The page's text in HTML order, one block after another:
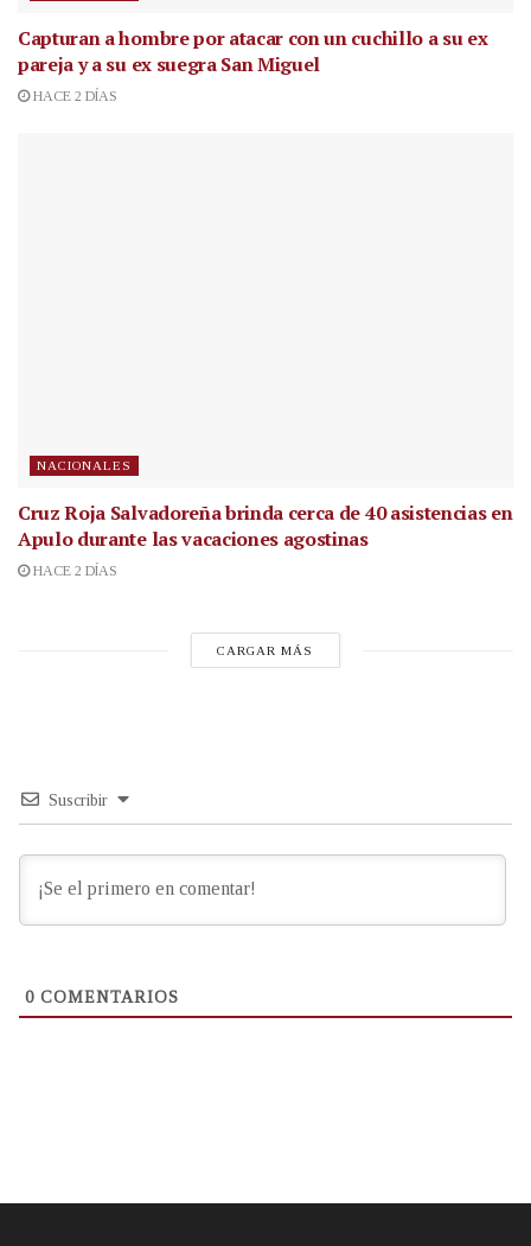
Capturan a hombre por atacar con un cuchillo a su ex
pareja y a su ex suegra San Miguel
HACE 2 DÍAS
NACIONALES
Cruz Roja Salvadoreña brinda cerca de 40 asistencias en
Apulo durante las vacaciones agostinas
HACE 2 DÍAS
CARGAR MÁS
Suscribir
0 COMENTARIOS